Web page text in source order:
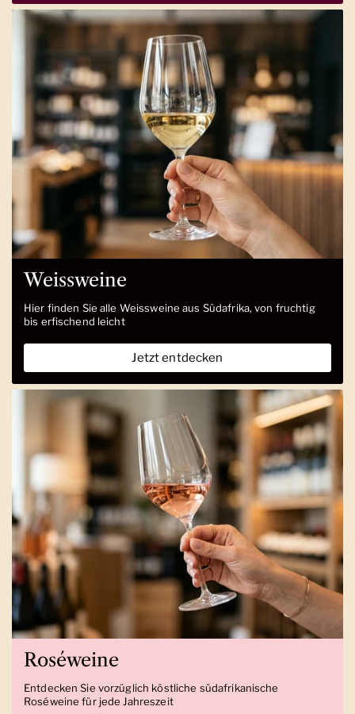
Weissweine
Hier finden Sie alle Weissweine aus Südafrika, von fruchtig
bis erfischend leicht
Jetzt entdecken
Roséweine
Entdecken Sie vorzüglich köstliche südafrikanische
Roséweine für jede Jahreszeit